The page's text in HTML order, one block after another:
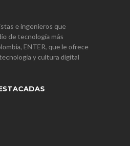
e ingenieros que
de tecnología más
ENTER, que le ofrece
y cultura digital